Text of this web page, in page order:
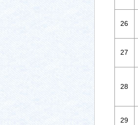
26
27
28
29